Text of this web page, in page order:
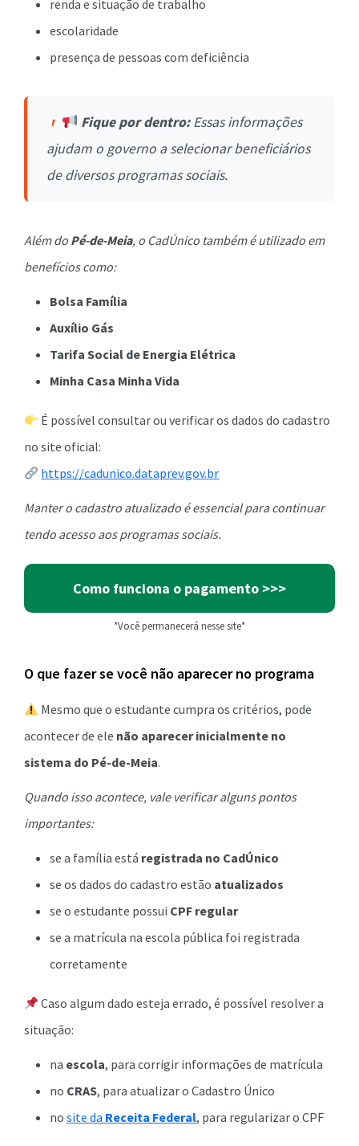
renda e situação de trabalho
escolaridade
presença de pessoas com deficiência
Fique por dentro:Essas informações
ajudam o governo a selecionar beneficiários
de diversos programas sociais.
Além do Pé-de-Meia, o CadÚnico também é utilizado em
benefícios como:
Bolsa Família
Auxílio Gás
Tarifa Social de Energia Elétrica
Minha Casa Minha Vida
É possível consultar ou verificar os dados do cadastro
no site oficial:
https://cadunico.dataprev.gov.br
Manter o cadastro atualizado é essencial para continuar
tendo acesso aos programas sociais.
Como funciona o pagamento >>>
*Você permanecerá nesse site*
O que fazer se você não aparecer no programa
Mesmo que o estudante cumpra os critérios, pode
acontecer de ele não aparecer inicialmente no
sistema do Pé-de-Meia.
Quando isso acontece, vale verificar alguns pontos
importantes:
se a família está registrada no CadÚnico
se os dados do cadastro estão atualizados
se o estudante possui CPF regular
se a matrícula na escola pública foi registrada
corretamente
Caso algum dado esteja errado, é possível resolver a
situação:
na escola, para corrigir informações de matrícula
no CRAS, para atualizar o Cadastro Único
no site da Receita Federal, para regularizar o CPF